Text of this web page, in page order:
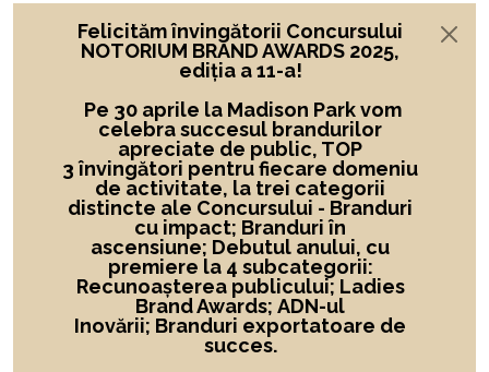
Felicităm învingătorii Concursului
NOTORIUM BRAND AWARDS 2025,
ediția a 11-a!
Pe 30 aprile la Madison Park vom
celebra succesul brandurilor
apreciate de public, TOP
3 învingători pentru fiecare domeniu
de activitate, la trei categorii
distincte ale Concursului - Branduri
cu impact; Branduri în
ascensiune; Debutul anului, cu
premiere la 4 subcategorii:
Recunoașterea publicului; Ladies
Brand Awards; ADN-ul
Inovării; Branduri exportatoare de
succes.